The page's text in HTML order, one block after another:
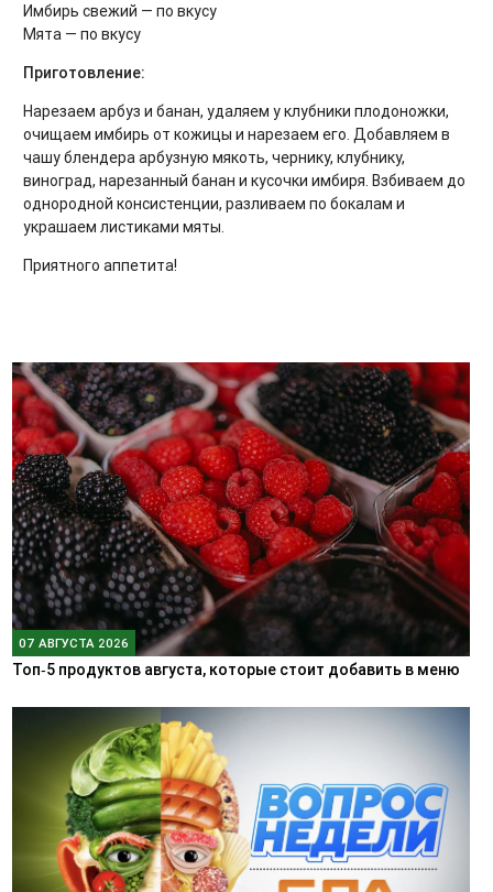
Имбирь свежий — по вкусу
Мята — по вкусу
Приготовление:
Нарезаем арбуз и банан, удаляем у клубники плодоножки,
очищаем имбирь от кожицы и нарезаем его. Добавляем в
чашу блендера арбузную мякоть, чернику, клубнику,
виноград, нарезанный банан и кусочки имбиря. Взбиваем до
однородной консистенции, разливаем по бокалам и
украшаем листиками мяты.
Приятного аппетита!
07 АВГУСТА 2026
Топ‑5 продуктов августа, которые стоит добавить в меню